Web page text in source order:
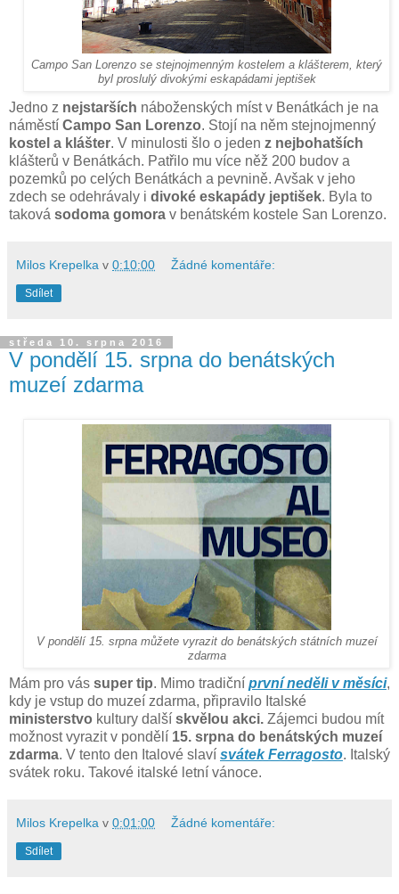
Campo San Lorenzo se stejnojmenným kostelem a klášterem, který
byl proslulý divokými eskapádami jeptišek
Jedno z nejstarších náboženských míst v Benátkách je na
náměstí Campo San Lorenzo. Stojí na něm stejnojmenný
kostel a klášter. V minulosti šlo o jeden z nejbohatších
klášterů v Benátkách. Patřilo mu více něž 200 budov a
pozemků po celých Benátkách a pevnině. Avšak v jeho
zdech se odehrávaly i divoké eskapády jeptišek. Byla to
taková sodoma gomora v benátském kostele San Lorenzo.
Milos Krepelka v 0:10:00 Žádné komentáře:
Sdílet
středa 10. srpna 2016
V pondělí 15. srpna do benátských
muzeí zdarma
V pondělí 15. srpna můžete vyrazit do benátských státních muzeí
zdarma
Mám pro vás super tip. Mimo tradiční první neděli v měsíci,
kdy je vstup do muzeí zdarma, připravilo Italské
ministerstvo kultury další skvělou akci. Zájemci budou mít
možnost vyrazit v pondělí 15. srpna do benátských muzeí
zdarma. V tento den Italové slaví svátek Ferragosto. Italský
svátek roku. Takové italské letní vánoce.
Milos Krepelka v 0:01:00 Žádné komentáře:
Sdílet